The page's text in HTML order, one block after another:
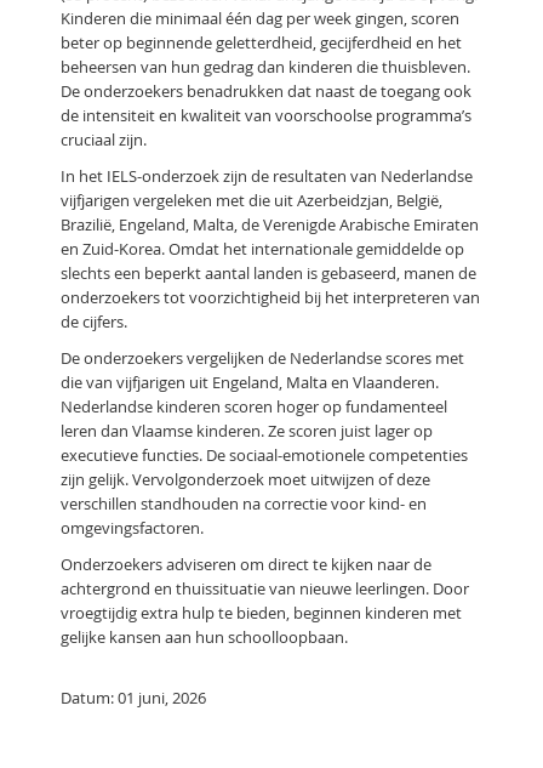
Kinderen die minimaal één dag per week gingen, scoren
beter op beginnende geletterdheid, gecijferdheid en het
beheersen van hun gedrag dan kinderen die thuisbleven.
De onderzoekers benadrukken dat naast de toegang ook
de intensiteit en kwaliteit van voorschoolse programma’s
cruciaal zijn.
In het IELS-onderzoek zijn de resultaten van Nederlandse
vijfjarigen vergeleken met die uit Azerbeidzjan, België,
Brazilië, Engeland, Malta, de Verenigde Arabische Emiraten
en Zuid-Korea. Omdat het internationale gemiddelde op
slechts een beperkt aantal landen is gebaseerd, manen de
onderzoekers tot voorzichtigheid bij het interpreteren van
de cijfers.
De onderzoekers vergelijken de Nederlandse scores met
die van vijfjarigen uit Engeland, Malta en Vlaanderen.
Nederlandse kinderen scoren hoger op fundamenteel
leren dan Vlaamse kinderen. Ze scoren juist lager op
executieve functies. De sociaal-emotionele competenties
zijn gelijk. Vervolgonderzoek moet uitwijzen of deze
verschillen standhouden na correctie voor kind- en
omgevingsfactoren.
Onderzoekers adviseren om direct te kijken naar de
achtergrond en thuissituatie van nieuwe leerlingen. Door
vroegtijdig extra hulp te bieden, beginnen kinderen met
gelijke kansen aan hun schoolloopbaan.
Datum: 01 juni, 2026